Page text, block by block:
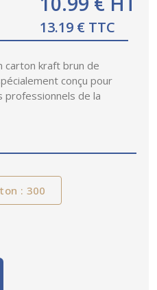
13.19 € TTC
carton kraft brun de
conçu pour
professionnels de la
: 300